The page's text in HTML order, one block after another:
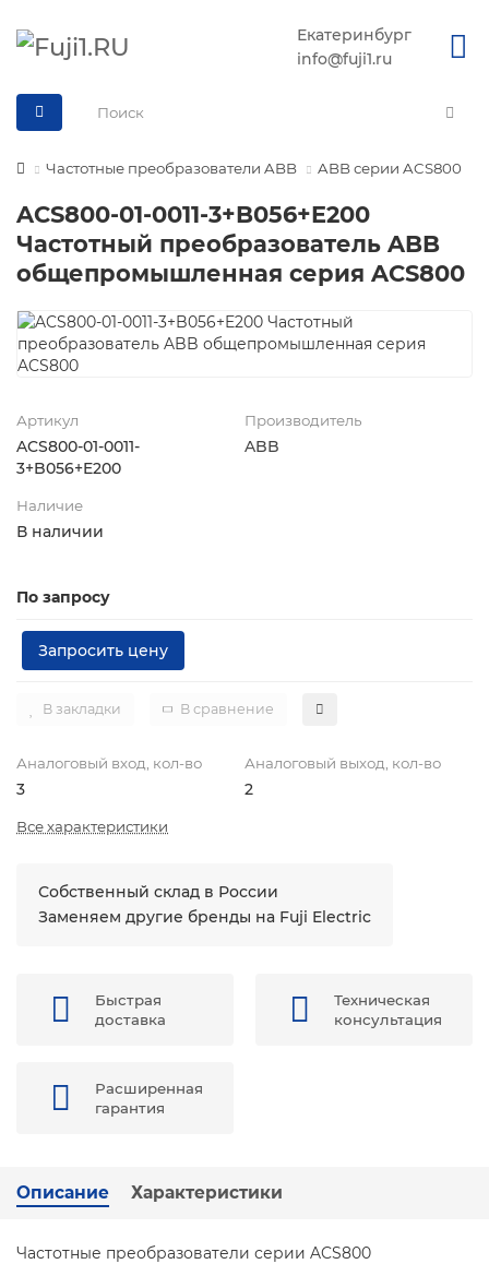
Екатеринбург
info@fuji1.ru
Частотные преобразователи ABB ABB серии ACS800
ACS800-01-0011-3+B056+E200
Частотный преобразователь ABB
общепромышленная серия ACS800
Артикул
ACS800-01-0011-
3+B056+E200
Производитель
ABB
Наличие
В наличии
По запросу
Запросить цену
В закладки В сравнение
Аналоговый вход, кол-во
3
Аналоговый выход, кол-во
2
Все характеристики
Собственный склад в России
Заменяем другие бренды на Fuji Electric
Быстрая
доставка
Техническая
консультация
Расширенная
гарантия
Описание Характеристики
Частотные преобразователи серии ACS800